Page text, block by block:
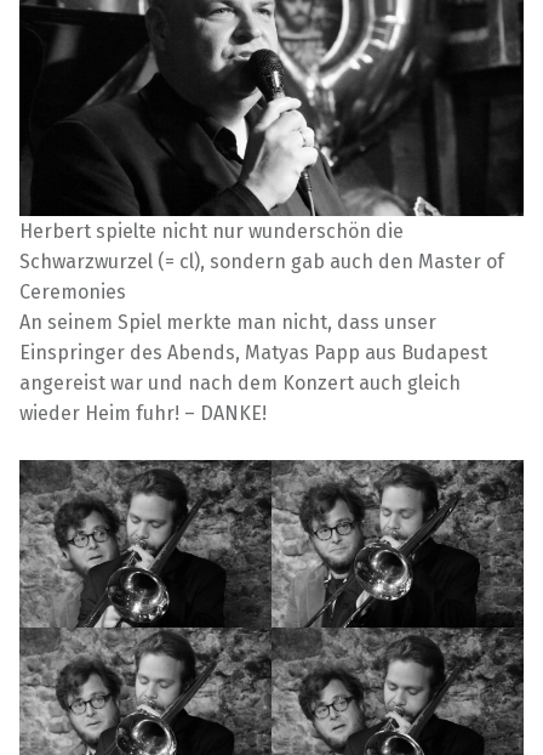
Herbert spielte nicht nur wunderschön die
Schwarzwurzel (= cl), sondern gab auch den Master of
Ceremonies
An seinem Spiel merkte man nicht, dass unser
Einspringer des Abends, Matyas Papp aus Budapest
angereist war und nach dem Konzert auch gleich
wieder Heim fuhr! – DANKE!